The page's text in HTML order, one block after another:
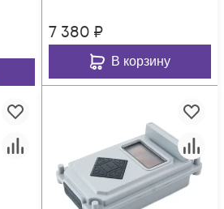
7 380 ₽
В корзину